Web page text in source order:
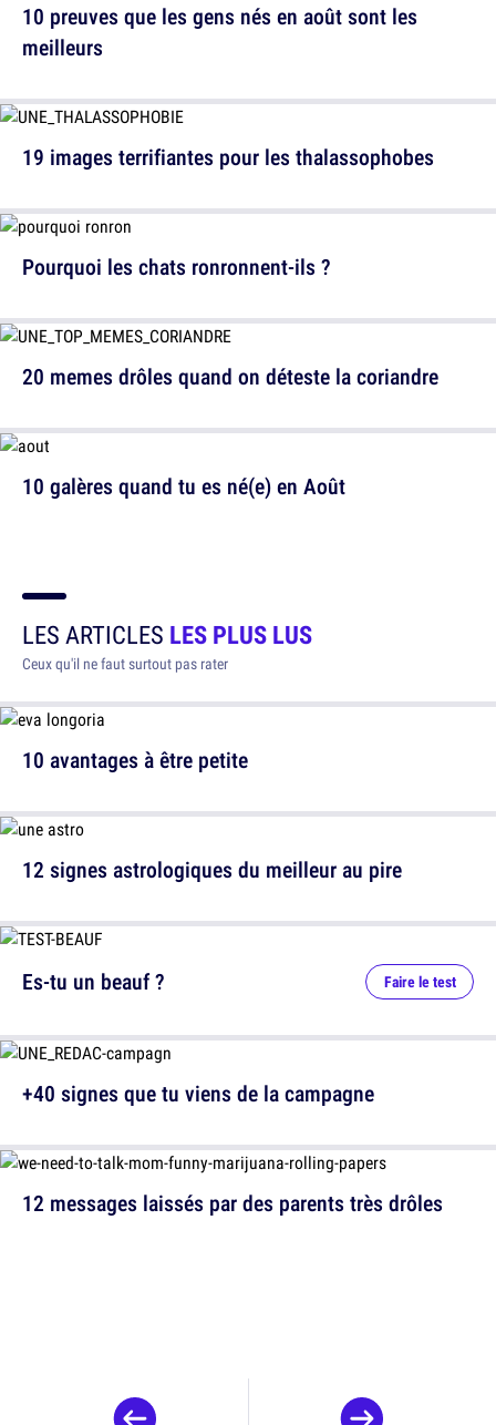
19 images terrifiantes pour les thalassophobes
20 memes drôles quand on déteste la coriandre
10 preuves que les gens nés en août sont les
meilleurs
Pourquoi les chats ronronnent-ils ?
10 galères quand tu es né(e) en Août
LES ARTICLES LES PLUS LUS
Ceux qu'il ne faut surtout pas rater
10 avantages à être petite
12 signes astrologiques du meilleur au pire
12 messages laissés par des parents très drôles
Es-tu un beauf ? Faire le test
+40 signes que tu viens de la campagne